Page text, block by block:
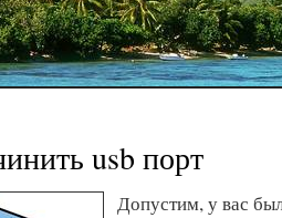
usb порт
Допустим, у вас